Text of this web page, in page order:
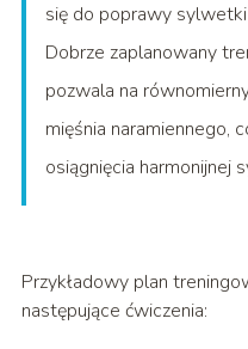
się do poprawy sylwetki
Dobrze zaplanowany
pozwala na
mięśnia naramiennego,
osiągnięcia harmonijnej
Przykładowy plan
następujące ćwiczenia: